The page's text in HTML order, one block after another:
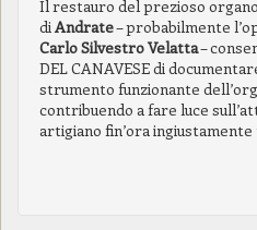
Il restauro del prezioso
diAndrate– probabilmente
Carlo Silvestro Velatta–
DEL CANAVESE di
strumento funzionante
contribuendo a fare luce
artigiano fin’ora